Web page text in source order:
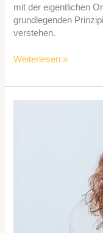
mit der eigentlichen
grundlegenden
verstehen.
Weiterlesen »